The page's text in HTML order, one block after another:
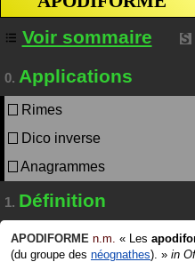
Voir sommaire
0. Applications
Rimes
Dico inverse
Anagrammes
1. Définition
APODIFORME n.m. « Les
(du groupe des néognathes). » in